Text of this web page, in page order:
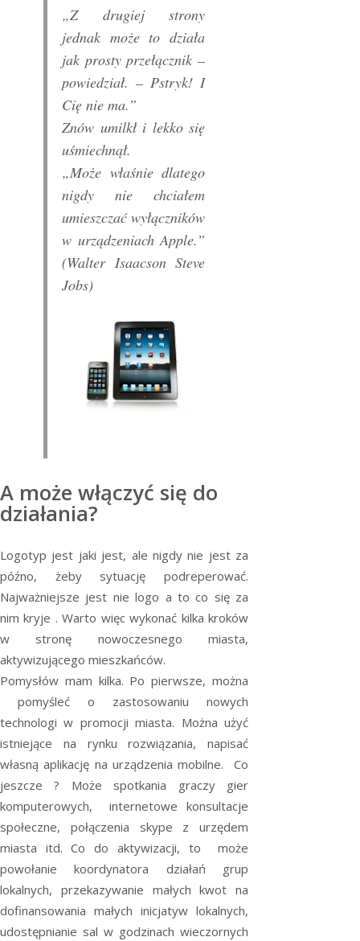
„Z drugiej strony
jednak może to działa
jak prosty przełącznik –
powiedział. – Pstryk! I
Cię nie ma.”
Znów umilkł i lekko się
uśmiechnął.
„Może właśnie dlatego
nigdy nie chciałem
umieszczać wyłączników
w urządzeniach Apple.”
(Walter Isaacson Steve
Jobs)
A może włączyć się do
działania?
Logotyp jest jaki jest, ale nigdy nie jest za
późno, żeby sytuację podreperować.
Najważniejsze jest nie logo a to co się za
nim kryje . Warto więc wykonać kilka kroków
w stronę nowoczesnego miasta,
aktywizującego mieszkańców.
Pomysłów mam kilka. Po pierwsze, można
pomyśleć o zastosowaniu nowych
technologi w promocji miasta. Można użyć
istniejące na rynku rozwiązania, napisać
własną aplikację na urządzenia mobilne. Co
jeszcze ? Może spotkania graczy gier
komputerowych, internetowe konsultacje
społeczne, połączenia skype z urzędem
miasta itd. Co do aktywizacji, to może
powołanie koordynatora działań grup
lokalnych, przekazywanie małych kwot na
dofinansowania małych inicjatyw lokalnych,
udostępnianie sal w godzinach wieczornych